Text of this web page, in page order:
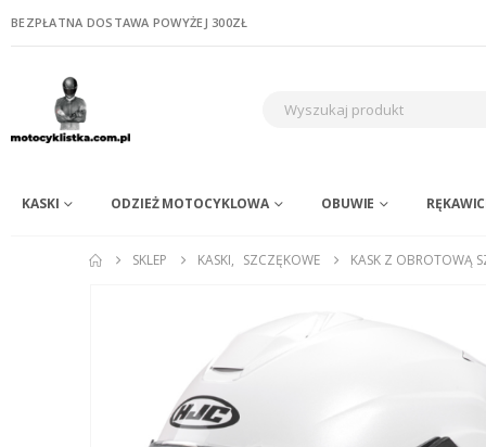
BEZPŁATNA DOSTAWA POWYŻEJ 300ZŁ
KASKI ODZIEŻ MOTOCYKLOWA OBUWIE
SKLEP KASKI, SZCZĘKOWE KASK Z OBROTOWĄ